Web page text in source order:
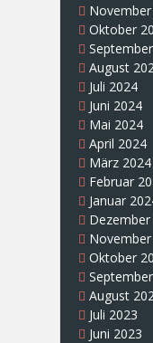
Oktober
August
Juli 2024
Juni 2024
Mai 2024
April 2024
März 2024
Februar
Januar
Dezember
Oktober
August
Juli 2023
Juni 2023